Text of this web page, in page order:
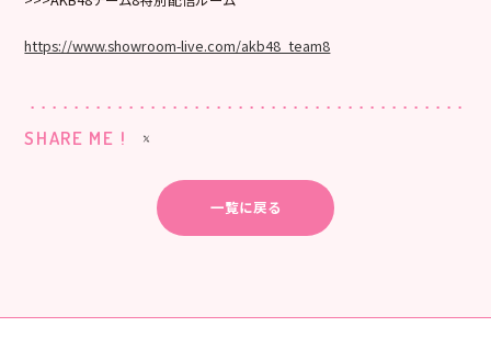
https://www.showroom-live.com/akb48_team8
SHARE ME !
一覧に戻る